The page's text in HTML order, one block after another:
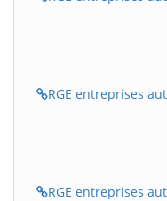
RGE entreprises
RGE entreprises